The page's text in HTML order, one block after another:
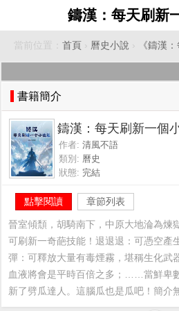
鑄漢：每天刷新
當前位置： 首頁 › 曆史小說 › 《鑄漢
書籍簡介
鑄漢：每天刷新一個
作者: 清風不語
類別: 曆史
狀態: 完結
點擊閱讀 章節列表
晉室傾頹，胡騎南下，中原大地淪為煉
可刷新一奇葩技能！退退退：可憑空產
彈：可釋放大量有毒煙霧，堪稱生化武
血液將會是平時百倍之多；……當鮮卑
新了劈瓜達人。這腦瓜也是瓜吧！簡介